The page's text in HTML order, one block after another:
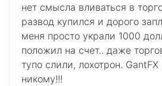
нет смысла вливаться в
развод купился и дорого
меня просто украли 1000
положил на счет.. даже
тупо слили, лохотрон.
никому!!!